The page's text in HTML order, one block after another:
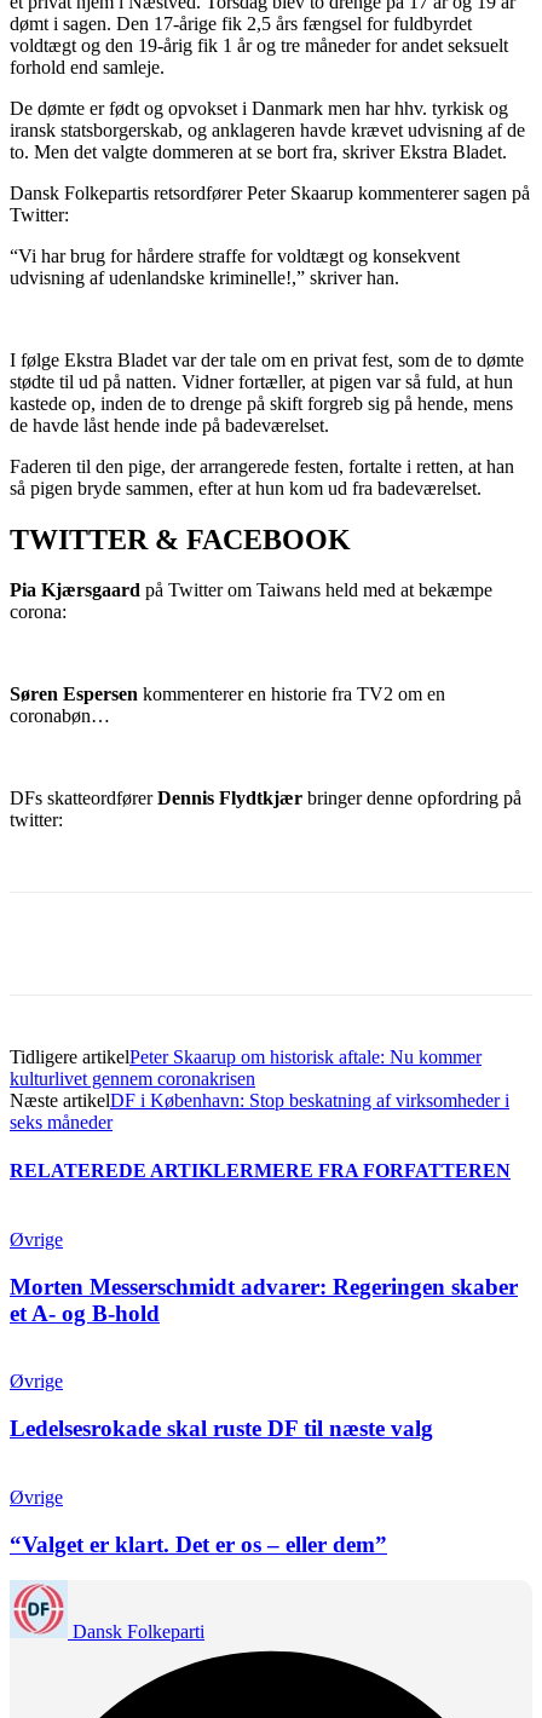
dømt i sagen. Den 17-årige fik 2,5 års fængsel for fuldbyrdet
voldtægt og den 19-årig fik 1 år og tre måneder for andet seksuelt
forhold end samleje.
De dømte er født og opvokset i Danmark men har hhv. tyrkisk og
iransk statsborgerskab, og anklageren havde krævet udvisning af de
to. Men det valgte dommeren at se bort fra, skriver Ekstra Bladet.
Dansk Folkepartis retsordfører Peter Skaarup kommenterer sagen på
Twitter:
“Vi har brug for hårdere straffe for voldtægt og konsekvent
udvisning af udenlandske kriminelle!,” skriver han.
I følge Ekstra Bladet var der tale om en privat fest, som de to dømte
stødte til ud på natten. Vidner fortæller, at pigen var så fuld, at hun
kastede op, inden de to drenge på skift forgreb sig på hende, mens
de havde låst hende inde på badeværelset.
Faderen til den pige, der arrangerede festen, fortalte i retten, at han
så pigen bryde sammen, efter at hun kom ud fra badeværelset.
TWITTER & FACEBOOK
Pia Kjærsgaard på Twitter om Taiwans held med at bekæmpe
corona:
Søren Espersen kommenterer en historie fra TV2 om en
coronabøn…
DFs skatteordførerDennis Flydtkjær bringer denne opfordring på
twitter:
Tidligere artikelPeter Skaarup om historisk aftale: Nu kommer
kulturlivet gennem coronakrisen
Næste artikelDF i København: Stop beskatning af virksomheder i
seks måneder
RELATEREDE ARTIKLERMERE FRA FORFATTEREN
Øvrige
Morten Messerschmidt advarer: Regeringen skaber
et A- og B-hold
Øvrige
Ledelsesrokade skal ruste DF til næste valg
Øvrige
“Valget er klart. Det er os – eller dem”
Dansk Folkeparti